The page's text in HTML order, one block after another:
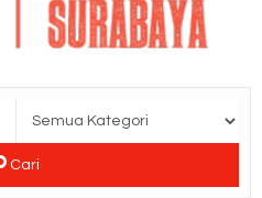
Cari